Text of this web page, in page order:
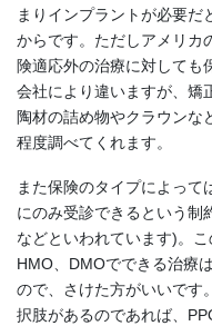
まりインプラントが必要だ
からです。ただしアメリカ
険適応外の治療に対しても
会社により違いますが、矯
陶材の詰め物やクラウンな
程度調べてくれます。
また保険のタイプによって
にのみ受診できるという制
などといわれています)。
HMO、DMOでできる治療
ので、さけた方がいいです
択肢があるのであれば、